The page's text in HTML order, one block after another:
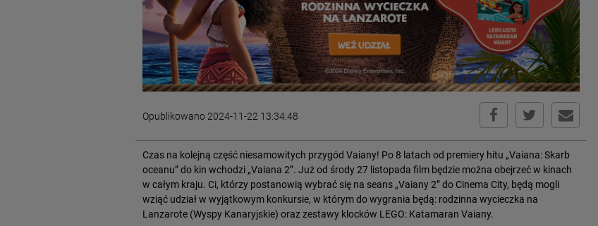
Opublikowano 2024-11-22 13:34:48
Czas na kolejną część niesamowitych przygód Vaiany! Po 8 latach od premiery hitu „Vaiana: Skarb
oceanu” do kin wchodzi „Vaiana 2”. Już od środy 27 listopada film będzie można obejrzeć w kinach
w całym kraju. Ci, którzy postanowią wybrać się na seans „Vaiany 2” do Cinema City, będą mogli
wziąć udział w wyjątkowym konkursie, w którym do wygrania będą: rodzinna wycieczka na
Lanzarote (Wyspy Kanaryjskie) oraz zestawy klocków LEGO: Katamaran Vaiany.